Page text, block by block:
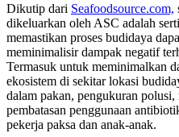
Dikutip dari Seafoodsource.com,
dikeluarkan oleh ASC adalah
memastikan proses budidaya
meminimalisir dampak negatif
Termasuk untuk meminimalkan
ekosistem di sekitar lokasi
dalam pakan, pengukuran
pembatasan penggunaan
pekerja paksa dan anak-anak.